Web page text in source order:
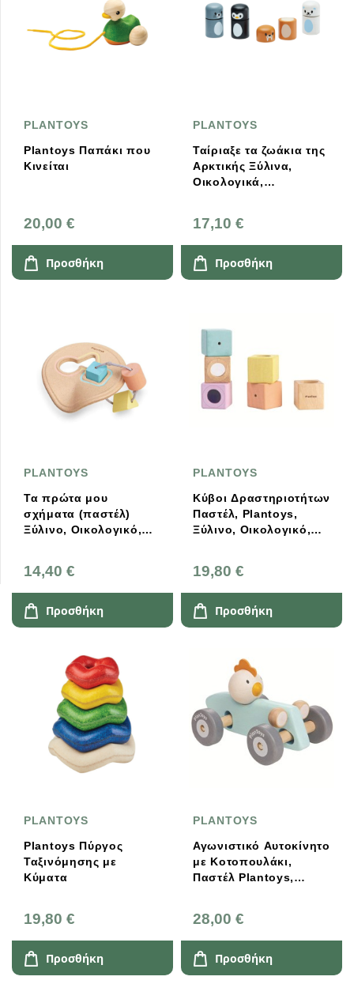
PLANTOYS
Plantoys Παπάκι που
Κινείται
20,00 €
Προσθήκη
PLANTOYS
Ταίριαξε τα ζωάκια της
Αρκτικής Ξύλινα,
Οικολογικά,
17,10 €
Προσθήκη
PLANTOYS
Τα πρώτα μου
σχήματα (παστέλ)
Ξύλινο, Οικολογικό,
14,40 €
Προσθήκη
PLANTOYS
Κύβοι Δραστηριοτήτων
Παστέλ, Plantoys,
Ξύλινο, Οικολογικό,
19,80 €
Προσθήκη
PLANTOYS
Plantoys Πύργος
Ταξινόμησης με
Κύματα
19,80 €
Προσθήκη
PLANTOYS
Αγωνιστικό Αυτοκίνητο
με Κοτοπουλάκι,
Παστέλ Plantoys,
28,00 €
Προσθήκη